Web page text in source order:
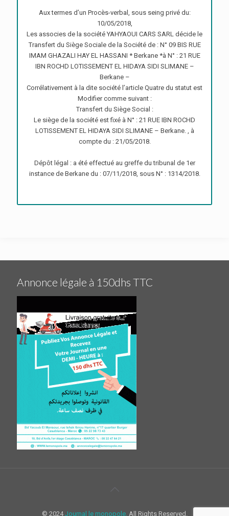
Aux termes d’un Procès-verbal, sous seing privé du:
10/05/2018,
Les associes de la société YAHYAOUI CARS SARL décide le
Transfert du Siège Sociale de la Société de : N° 09 BIS RUE
IMAM GHAZALI HAY EL HASSANI * Berkane *à N° : 21 RUE
IBN ROCHD LOTISSEMENT EL HIDAYA SIDI SLIMANE –
Berkane –
Corrélativement à la dite société l’article Quatre du statut est
Modifier comme suivant :
Transfert du Siège Social :
Le siège de la société est fixé à N° : 21 RUE IBN ROCHD
LOTISSEMENT EL HIDAYA SIDI SLIMANE – Berkane. , à
compte du : 21/05/2018.
Dépôt légal : a été effectué au greffe du tribunal de 1er
instance de Berkane du : 07/11/2018, sous N° : 1314/2018.
Annonce légale à 150dhs TTC
© 2024Journal le monopole. All Rights Reserved.